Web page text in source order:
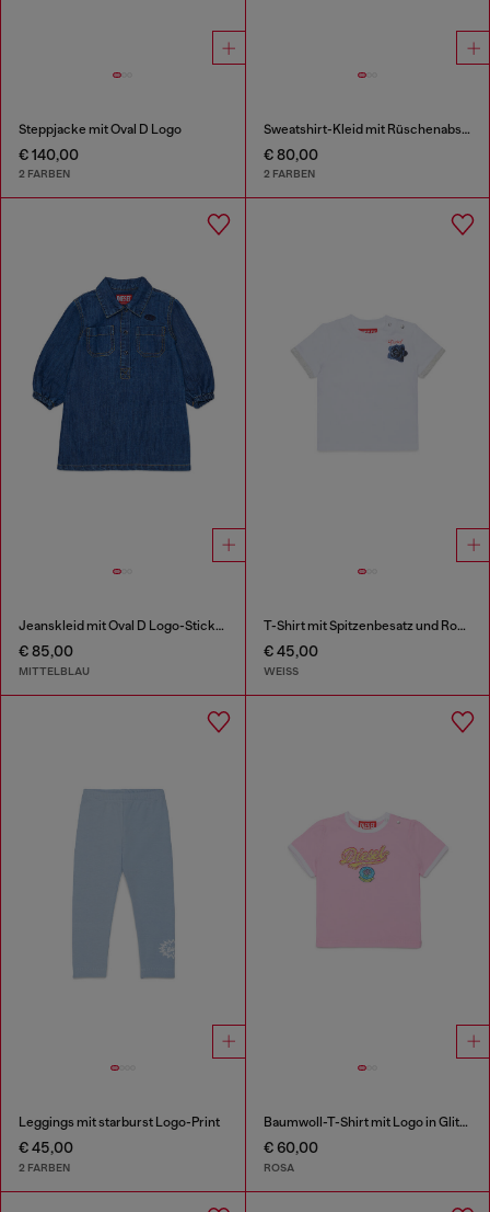
Steppjacke mit Oval D Logo
€ 140,00
2 FARBEN
Sweatshirt-Kleid mit Rüschenabschluss
€ 80,00
2 FARBEN
Jeanskleid mit Oval D Logo-Stickerei
€ 85,00
MITTELBLAU
T-Shirt mit Spitzenbesatz und Rosenprint
€ 45,00
WEISS
Leggings mit starburst Logo-Print
€ 45,00
2 FARBEN
Baumwoll-T-Shirt mit Logo in Glitzeroptik
€ 60,00
ROSA